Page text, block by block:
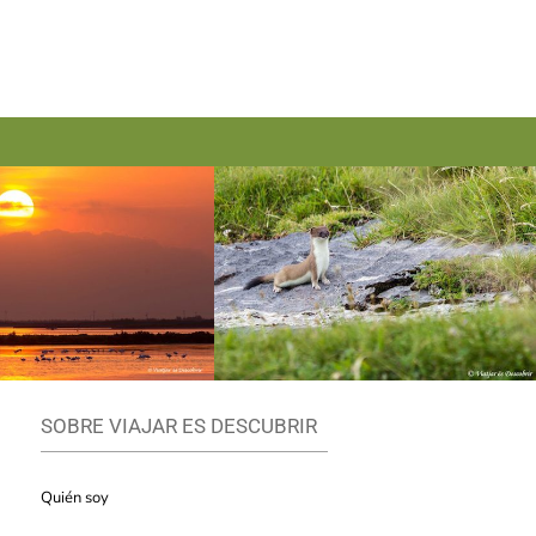
SOBRE VIAJAR ES DESCUBRIR
Quién soy